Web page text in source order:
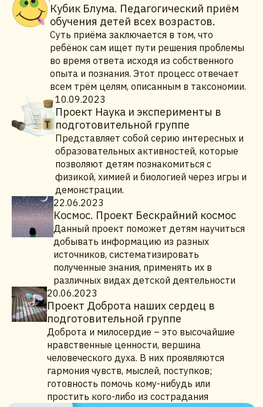
Кубик Блума. Педагогический приём
обучения детей всех возрастов.
Суть приёма заключается в том, что
ребёнок сам ищет пути решения проблемы
во время ответа исходя из собственного
опыта и познания. Этот процесс отвечает
всем трём целям, описанным в таксономии.
10.09.2023
Проект Наука и эксперименты в
подготовительной группе
Представляет собой серию интересных и
образовательных активностей, которые
позволяют детям познакомиться с
физикой, химией и биологией через игры и
демонстрации.
22.06.2023
Космос. Проект Бескрайний космос
Данный проект поможет детям научиться
добывать информацию из разных
источников, систематизировать
полученные знания, применять их в
различных видах детской деятельности
20.06.2023
Проект Доброта наших сердец в
подготовительной группе
Доброта и милосердие – это высочайшие
нравственные ценности, вершина
человеческого духа. В них проявляются
гармония чувств, мыслей, поступков;
готовность помочь кому-нибудь или
простить кого-либо из сострадания